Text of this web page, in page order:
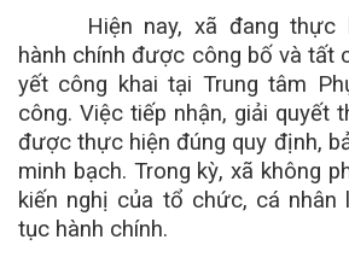
Hiện nay, xã đang
hành chính được công bố và tất
yết công khai tại Trung tâm
công. Việc tiếp nhận, giải quyết
được thực hiện đúng quy định,
minh bạch. Trong kỳ, xã không
kiến nghị của tổ chức, cá nhân
tục hành chính.